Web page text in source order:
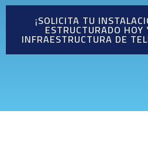
¡SOLICITA TU
ESTRUCTURADO
INFRAESTRUCTURA DE